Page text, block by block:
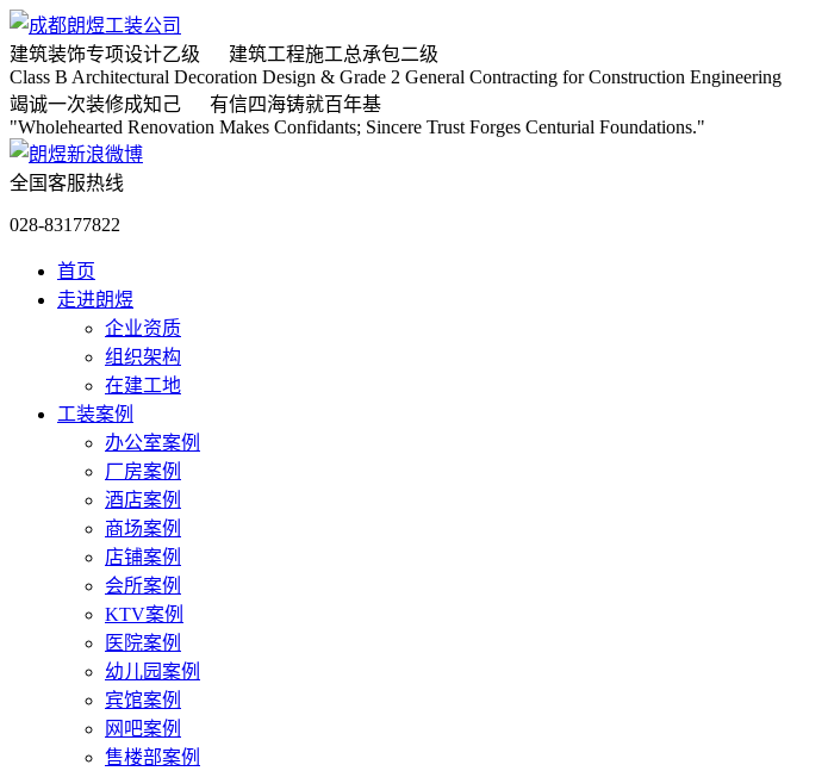
建筑装饰专项设计乙级 建筑工程施工总承包二级
Class B Architectural Decoration Design & Grade 2 General Contracting for Construction Engineering
竭诚一次装修成知己 有信四海铸就百年基
"Wholehearted Renovation Makes Confidants; Sincere Trust Forges Centurial Foundations."
全国客服热线
028-83177822
首页
走进朗煜
企业资质
组织架构
在建工地
工装案例
办公室案例
厂房案例
酒店案例
商场案例
店铺案例
会所案例
KTV案例
医院案例
幼儿园案例
宾馆案例
网吧案例
售楼部案例